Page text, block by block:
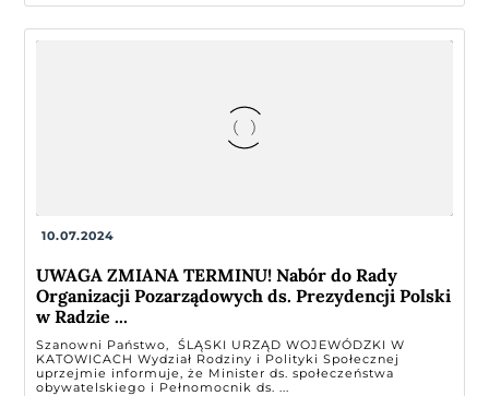
10.07.2024
UWAGA ZMIANA TERMINU! Nabór do Rady
Organizacji Pozarządowych ds. Prezydencji Polski
w Radzie ...
Szanowni Państwo, ŚLĄSKI URZĄD WOJEWÓDZKI W
KATOWICACH Wydział Rodziny i Polityki Społecznej
uprzejmie informuje, że Minister ds. społeczeństwa
obywatelskiego i Pełnomocnik ds. ...